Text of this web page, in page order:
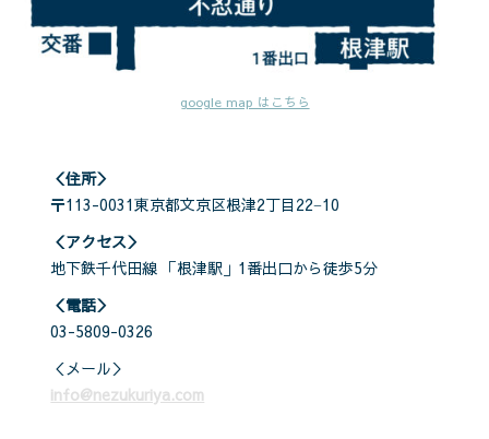
google map はこちら
＜住所＞
〒113-0031東京都文京区根津2丁目22−10
＜アクセス＞
地下鉄千代田線 「根津駅」1番出口から徒歩5分
＜電話＞
03-5809-0326
＜メール＞
info@nezukuriya.com